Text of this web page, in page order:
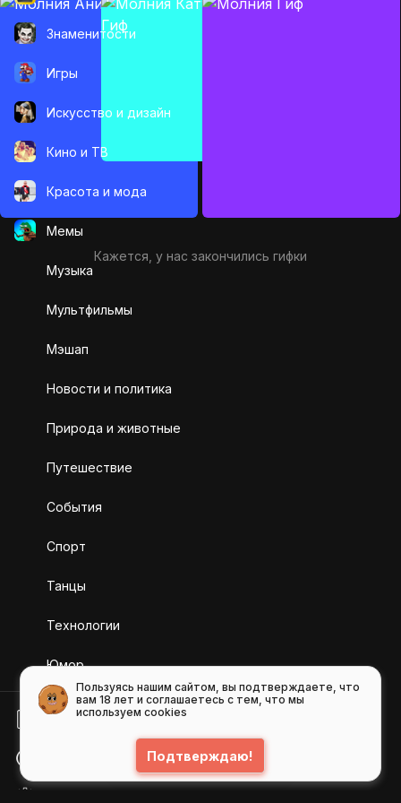
Знаменитости
Игры
Искусcтво и дизайн
Кино и ТВ
Красота и мода
Мемы
Музыка
Мультфильмы
Мэшап
Новости и политика
Природа и животные
Путешествие
События
Спорт
Танцы
Технологии
Юмор
БЛОГ
Кажется, у нас закончились гифки
Пользуясь нашим сайтом, вы подтверждаете, что
вам 18 лет и соглашаетесь с тем, что мы
используем cookies
Подтверждаю!